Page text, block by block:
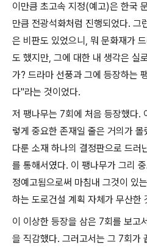
이만큼 초고속 지정(예고)은 한국
만큼 전광석화처럼 진행되었다. 그
은 비판도 있었으니, 뭐 문화재가
도 했지만, 그에 대한 내 생각은 실
가? 드라마 선풍과 그에 등장하는
다"라는 것이었다.
저 팽나무는 7회에 처음 등장했다.
렇게 중요한 존재일 줄은 거의가
다룬 소재 하나의 결정판으로 드러
를 통해서였다. 이 팽나무가 그리
정예고됨으로써 마침내 그것이 있
하는 도로건설 계획 자체가 무산한
이 이상한 등장을 삼은 7회를 보고
을 직감했다. 그러고서는 그 7회가